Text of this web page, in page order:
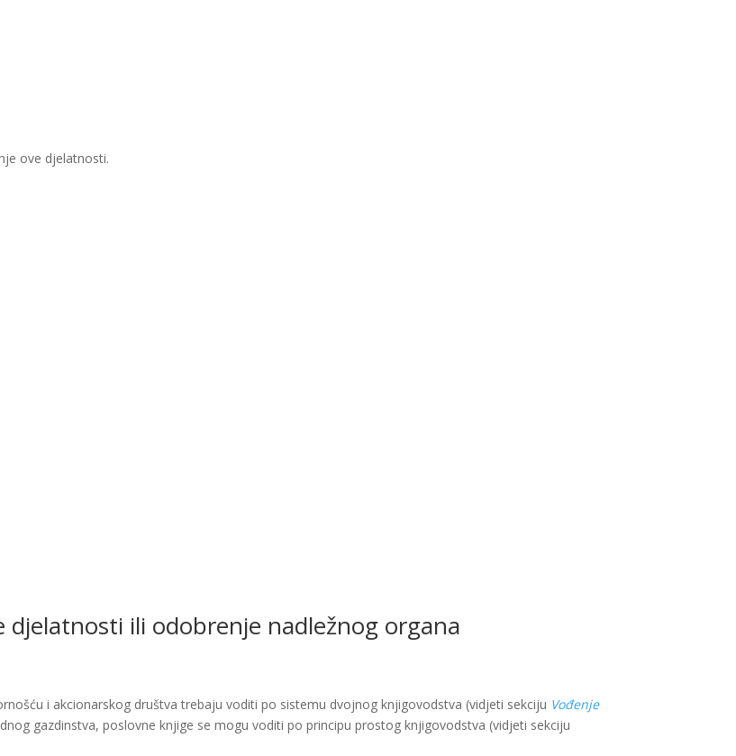
ove djelatnosti.
djelatnosti ili odobrenje nadležnog organa
i akcionarskog društva trebaju voditi po sistemu dvojnog knjigovodstva (vidjeti sekciju Vođenje
gazdinstva, poslovne knjige se mogu voditi po principu prostog knjigovodstva (vidjeti sekciju